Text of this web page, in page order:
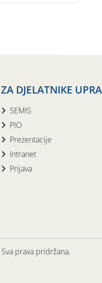
ZA DJELATNIKE
SEMIS
PIO
Prezentacije
Intranet
Prijava
prava pridržana.